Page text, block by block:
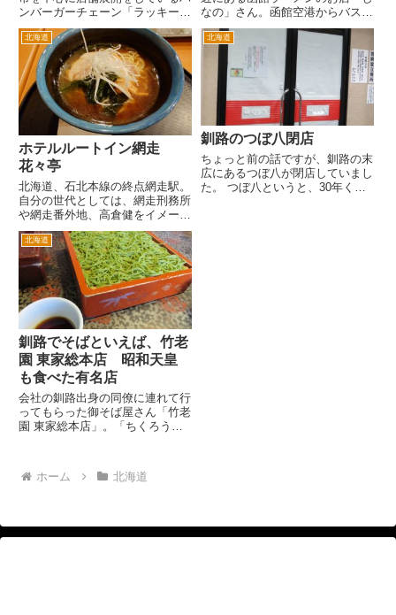
ンバーガーチェーン「ラッキーピ
エロ」というお店があるそうで
す。そして、なぜか千葉市内にそ
の支店があるとか。アンテナショ
ップなのか他にも全国展開してい
るのか。 まあとにかく...
なの」さん。函館空港からバスで
函館駅前まできて、さてどこでご
はんを食べようかと思って目に入
ったのがこのお店です。赤い看
板、赤いのれん、赤い提灯とイメ
ージカラーは、赤。看板による正
確...
北海道
ホテルルートイン網走
花々亭
北海道、石北本線の終点網走駅。
自分の世代としては、網走刑務所
や網走番外地、高倉健をイメージ
する土地です。 駅前には東横INN
とホテルルートインのビジネスホ
テル。今回はルートインに宿泊。
ホテルに到着したのが19時半過
ぎ。これから夕飯に市街...
北海道
釧路のつぼ八閉店
ちょっと前の話ですが、釧路の末
広にあるつぼ八が閉店していまし
た。 つぼ八というと、30年くら
北海道
釧路でそばといえば、竹老
園 東家総本店 昭和天皇
も食べた有名店
会社の釧路出身の同僚に連れて行
ってもらった御そば屋さん「竹老
園 東家総本店」。「ちくろうえ
わけのお店が多いそうです。 そ
の釧路のそばの源流となるのがこ
ホーム 北海道